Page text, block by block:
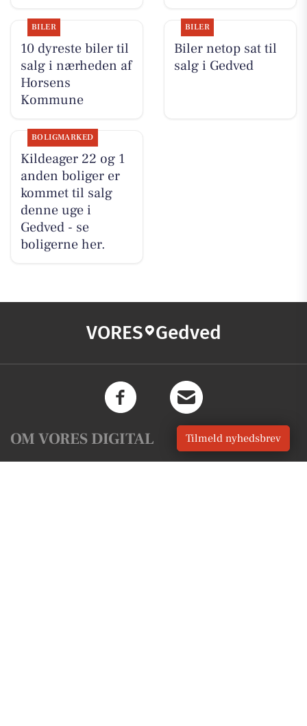
BILER
10 dyreste biler til
salg i nærheden af
Horsens
Kommune
BILER
Biler netop sat til
salg i Gedved
BOLIGMARKED
Kildeager 22 og 1
anden boliger er
kommet til salg
denne uge i
Gedved - se
boligerne her.
VORES Gedved
OM VORES DIGITAL Tilmeld nyhedsbrev